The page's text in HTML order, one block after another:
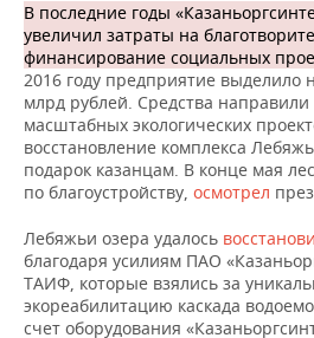
В последние годы
увеличил затраты на
финансирование социальных
2016 году предприятие выделило
млрд рублей. Средства
масштабных экологических
восстановление комплекса
подарок казанцам. В конце мая
по благоустройству, осмотрел
Лебяжьи озера удалось
благодаря усилиям ПАО
ТАИФ, которые взялись за
экореабилитацию каскада
счет оборудования